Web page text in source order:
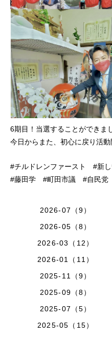
6期目！当選することができま
今日からまた、初心に戻り活動
#チルドレンファースト #新
#藤田学 #町田市議 #自民党
2026-07（9）
2026-05（8）
2026-03（12）
2026-01（11）
2025-11（9）
2025-09（8）
2025-07（5）
2025-05（15）